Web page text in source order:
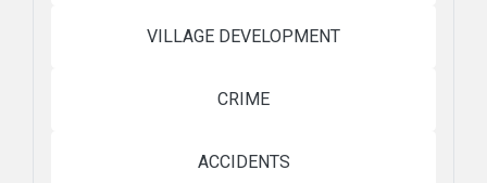
VILLAGE DEVELOPMENT
CRIME
ACCIDENTS